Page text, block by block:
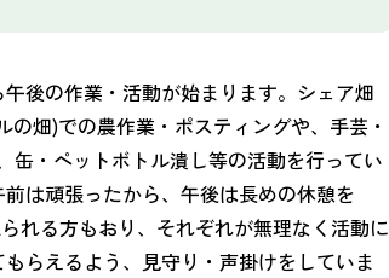
午後の作業・活動が始まります。シェア畑
の畑)での農作業・ポスティングや、手芸・
缶・ペットボトル潰し等の活動を行ってい
前は頑張ったから、午後は長めの休憩を
れる方もおり、それぞれが無理なく活動に
らえるよう、見守り・声掛けをしていま